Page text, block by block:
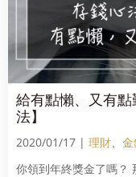
給有點懶、又有
法】
2020/01/17 | 理財、
你領到年終獎金了嗎？